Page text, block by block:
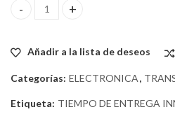
K30A-NTE458 (2SK30A) quantity
Añadir a la lista de deseos
Categorías: ELECTRONICA,
Etiqueta: TIEMPO DE ENTREGA